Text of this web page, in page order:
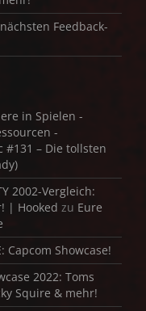
Feedback-
in Spielen -
-
#131 – Die tollsten
2002-Vergleich:
| Hooked zu Eure
Capcom Showcase!
2022: Toms
Squire & mehr!